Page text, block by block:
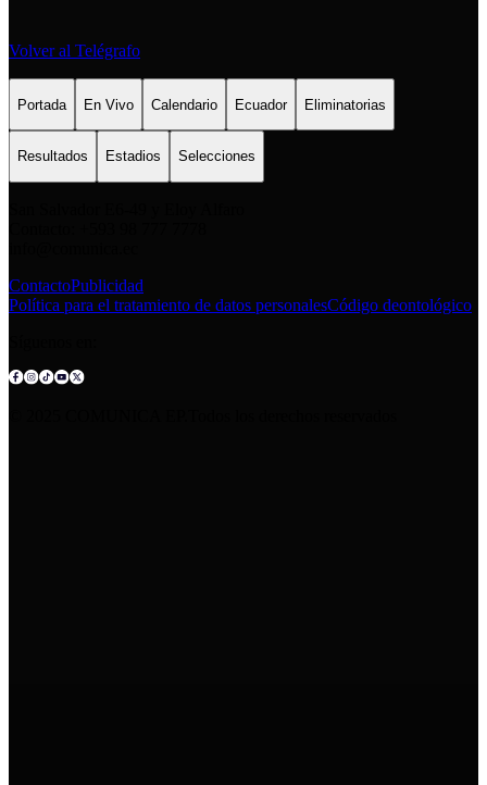
Volver al Telégrafo
Portada En Vivo Calendario Ecuador Eliminatorias
Resultados Estadios Selecciones
ContactoPublicidad
Política para el tratamiento de datos personalesCódigo deontológico